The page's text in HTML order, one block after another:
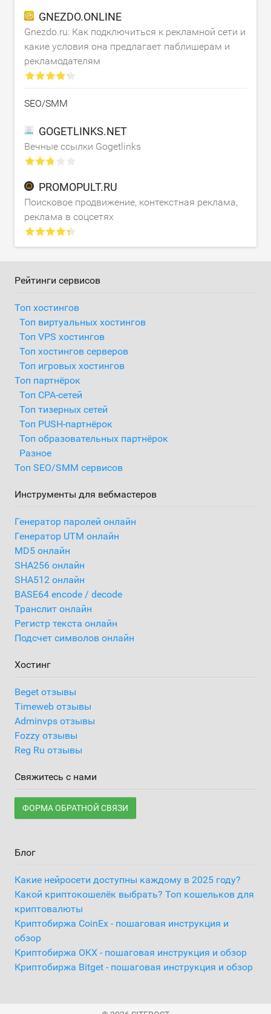
GNEZDO.ONLINE
Gnezdo.ru: Как подключиться к рекламной сети и
какие условия она предлагает паблишерам и
рекламодателям
SEO/SMM
GOGETLINKS.NET
Вечные ссылки Gogetlinks
PROMOPULT.RU
Поисковое продвижение, контекстная реклама,
реклама в соцсетях
Рейтинги сервисов
Топ хостингов
Топ виртуальных хостингов
Топ VPS хостингов
Топ хостингов серверов
Топ игровых хостингов
Топ партнёрок
Топ CPA-сетей
Топ тизерных сетей
Топ PUSH-партнёрок
Топ образовательных партнёрок
Разное
Топ SEO/SMM сервисов
Инструменты для вебмастеров
Генератор паролей онлайн
Генератор UTM онлайн
MD5 онлайн
SHA256 онлайн
SHA512 онлайн
BASE64 encode / decode
Транслит онлайн
Регистр текста онлайн
Подсчет символов онлайн
Хостинг
Beget отзывы
Timeweb отзывы
Adminvps отзывы
Fozzy отзывы
Reg Ru отзывы
Свяжитесь с нами
ФОРМА ОБРАТНОЙ СВЯЗИ
Блог
Какие нейросети доступны каждому в 2025 году?
Какой криптокошелёк выбрать? Топ кошельков для
криптовалюты
Криптобиржа CoinEx - пошаговая инструкция и
обзор
Криптобиржа OKX - пошаговая инструкция и обзор
Криптобиржа Bitget - пошаговая инструкция и обзор